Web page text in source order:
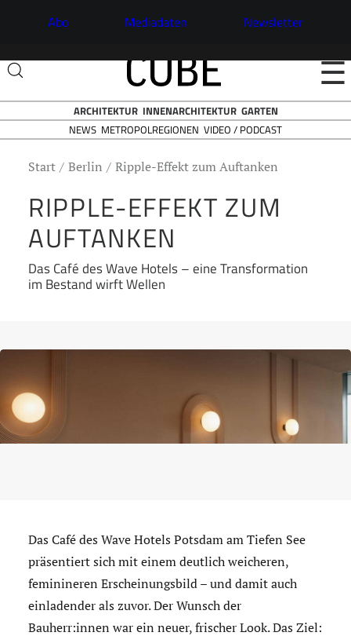
Abo Mediadaten Newsletter
☰
ARCHITEKTUR INNENARCHITEKTUR GARTEN
NEWS METROPOLREGIONEN VIDEO / PODCAST
Start Berlin Ripple-Effekt zum Auftanken
RIPPLE-EFFEKT ZUM
AUFTANKEN
Das Café des Wave Hotels – eine Transformation
im Bestand wirft Wellen
Das Café des Wave Hotels Potsdam am Tiefen See
präsentiert sich mit einem deutlich weicheren,
feminineren Erscheinungsbild – und damit auch
einladender als zuvor. Der Wunsch der
Bauherr:innen war ein neuer, frischer Look. Das Ziel: